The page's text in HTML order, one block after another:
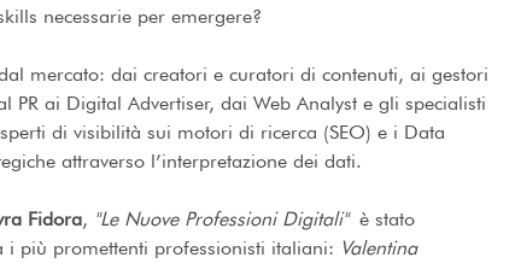
necessarie per emergere?
mercato: dai creatori e curatori di contenuti, ai gestori
ai Digital Advertiser, dai Web Analyst e gli specialisti
di visibilità sui motori di ricerca (SEO) e i Data
attraverso l’interpretazione dei dati.
Fidora, "Le Nuove Professioni Digitali"è stato
più promettenti professionisti italiani: Valentina